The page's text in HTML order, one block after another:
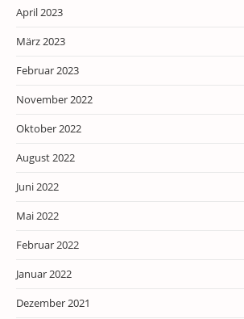
April 2023
März 2023
Februar 2023
November 2022
Oktober 2022
August 2022
Juni 2022
Mai 2022
Februar 2022
Januar 2022
Dezember 2021